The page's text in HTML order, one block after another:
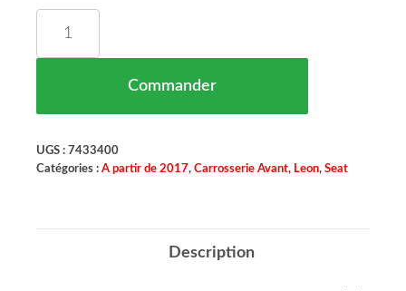
Commander
UGS : 7433400
Catégories : A partir de 2017, Carrosserie Avant, Leon, Seat
Description